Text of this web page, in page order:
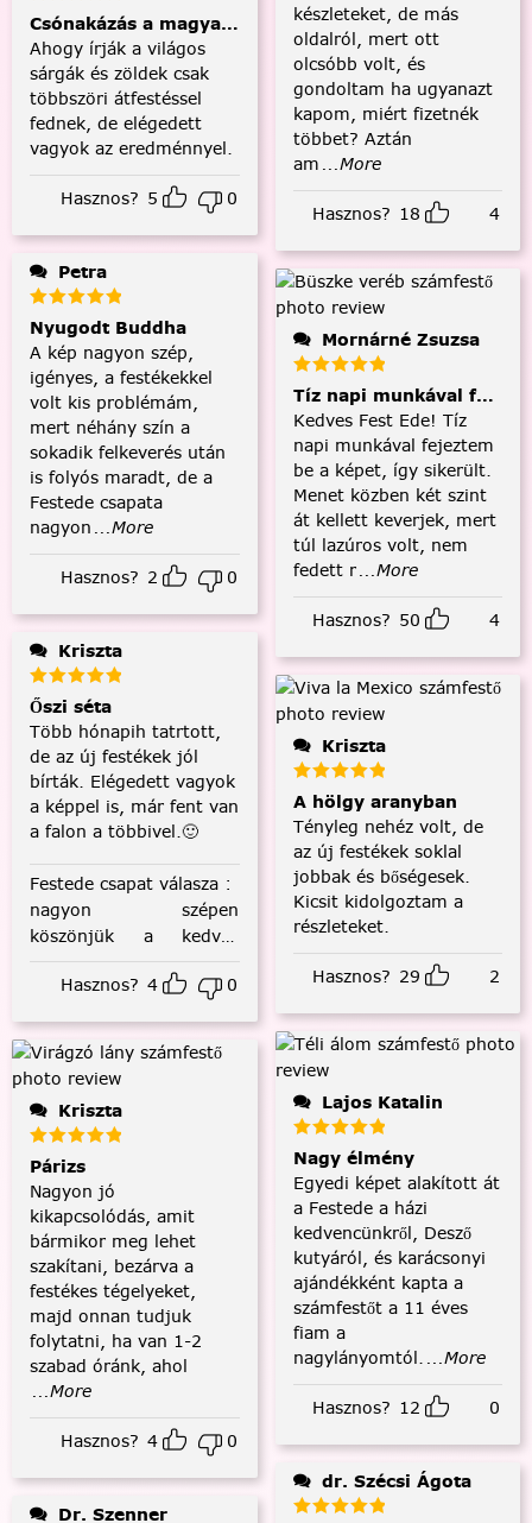
Csónakázás a magyar tengeren
Ahogy írják a világos
sárgák és zöldek csak
többszöri átfestéssel
fednek, de elégedett
vagyok az eredménnyel.
Hasznos? 5 0
Petra
Nyugodt Buddha
A kép nagyon szép,
igényes, a festékekkel
volt kis problémám,
mert néhány szín a
sokadik felkeverés után
is folyós maradt, de a
Festede csapata
nagyon ...More
Hasznos? 2 0
Kriszta
Őszi séta
Több hónapih tatrtott,
de az új festékek jól
bírták. Elégedett vagyok
a képpel is, már fent van
a falon a többivel.🙂
Festede csapat válasza :
nagyon szépen
köszönjük a kedves
visszajelzést! :)
Hasznos? 4 0
Kriszta
Párizs
Nagyon jó
kikapcsolódás, amit
bármikor meg lehet
szakítani, bezárva a
festékes tégelyeket,
majd onnan tudjuk
folytatni, ha van 1-2
szabad óránk, ahol
...More
Hasznos? 4 0
készleteket, de más
oldalról, mert ott
olcsóbb volt, és
gondoltam ha ugyanazt
kapom, miért fizetnék
többet? Aztán
am ...More
Hasznos? 18 4
Mornárné Zsuzsa
Tíz napi munkával
Kedves Fest Ede! Tíz
napi munkával fejeztem
be a képet, így sikerült.
Menet közben két szint
át kellett keverjek, mert
túl lazúros volt, nem
fedett r...More
Hasznos? 50 4
Kriszta
A hölgy aranyban
Tényleg nehéz volt, de
az új festékek soklal
jobbak és bőségesek.
Kicsit kidolgoztam a
részleteket.
Hasznos? 29 2
Lajos Katalin
Nagy élmény
Egyedi képet alakított át
a Festede a házi
kedvencünkről, Desző
kutyáról, és karácsonyi
ajándékként kapta a
számfestőt a 11 éves
fiam a
nagylányomtól. ...More
Hasznos? 12 0
dr. Szécsi Ágota